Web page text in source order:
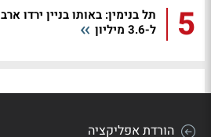
5
ל-3.6 מיליון
הורדת אפליקציה